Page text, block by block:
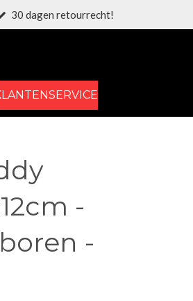
30 dagen retourrecht!
-
-